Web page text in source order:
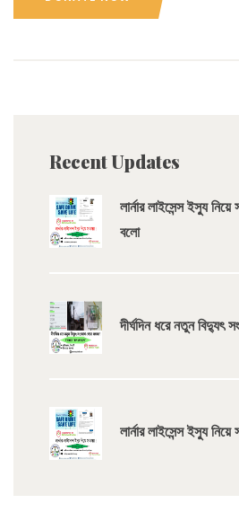
Recent Updates
লার্নার লাইসেন্স ইস্যু
বলো
দীর্ঘদিন ধরে নতুন বিদ্যুৎ
লার্নার লাইসেন্স ইস্যু